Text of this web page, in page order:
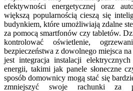
efektywności energetycznej oraz
większą popularnością cieszą się
budynkiem, które umożliwiają zdalne
za pomocą smartfonów czy tabletów.
kontrolować oświetlenie,
bezpieczeństwa z dowolnego miejsca
jest integracja instalacji
energii, takimi jak panele słoneczne
sposób domownicy mogą stać się
zmniejszyć swoje rachunki za